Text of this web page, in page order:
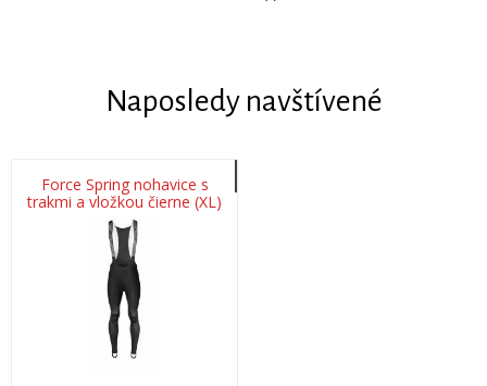
Naposledy navštívené
Force Spring nohavice s
trakmi a vložkou čierne (XL)